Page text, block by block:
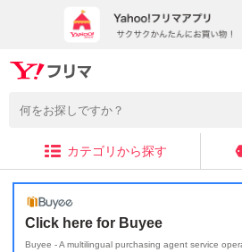
カテゴリから探す
Click here for Buyee
Buyee - A multilingual purchasing agent service